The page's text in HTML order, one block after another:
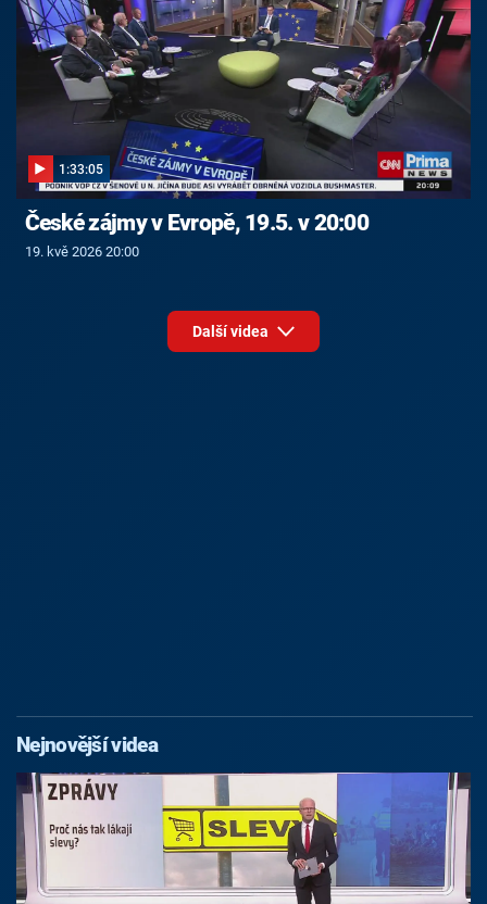
1:33:05
České zájmy v Evropě, 19.5. v 20:00
19. kvě 2026 20:00
Další videa
Nejnovější videa